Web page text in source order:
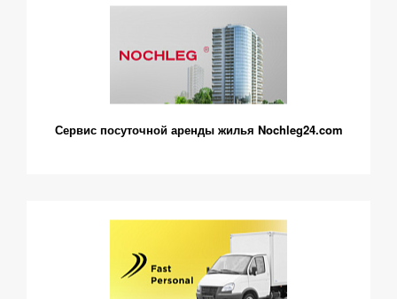
Сервис посуточной аренды жилья Nochleg24.com